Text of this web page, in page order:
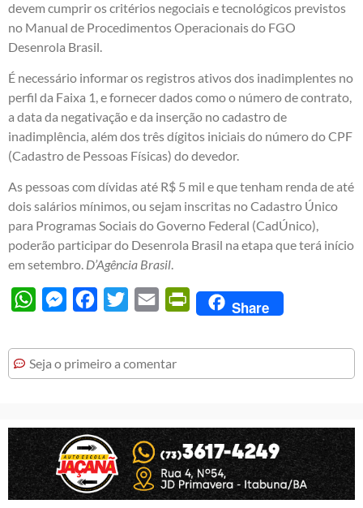
devem cumprir os critérios negociais e tecnológicos previstos
no Manual de Procedimentos Operacionais do FGO
Desenrola Brasil.
É necessário informar os registros ativos dos inadimplentes no
perfil da Faixa 1, e fornecer dados como o número de contrato,
a data da negativação e da inserção no cadastro de
inadimplência, além dos três dígitos iniciais do número do CPF
(Cadastro de Pessoas Físicas) do devedor.
As pessoas com dívidas até R$ 5 mil e que tenham renda de até
dois salários mínimos, ou sejam inscritas no Cadastro Único
para Programas Sociais do Governo Federal (CadÚnico),
poderão participar do Desenrola Brasil na etapa que terá início
em setembro. D’Agência Brasil.
WhatsAppMessengerFacebook
Twitter Email PrintFriendly
Share
Seja o primeiro a comentar